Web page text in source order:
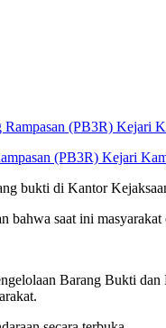
(PB3R) Kejari
bukti di Kantor
bahwa saat ini
Barang Bukti